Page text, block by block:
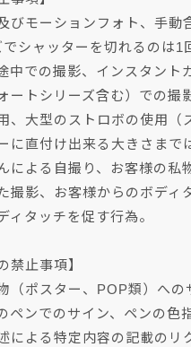
びモーションフォト、手動
でシャッターを切れるのは1
中での撮影、インスタント
ートシリーズ含む）での撮
、大型のストロボの使用（
に直付け出来る大きさまで
による自撮り、お客様の私
撮影、お客様からのボディ
ィタッチを促す行為。
禁止事項】
（ポスター、POP類）への
ペンでのサイン、ペンの色
による特定内容の記載のリ